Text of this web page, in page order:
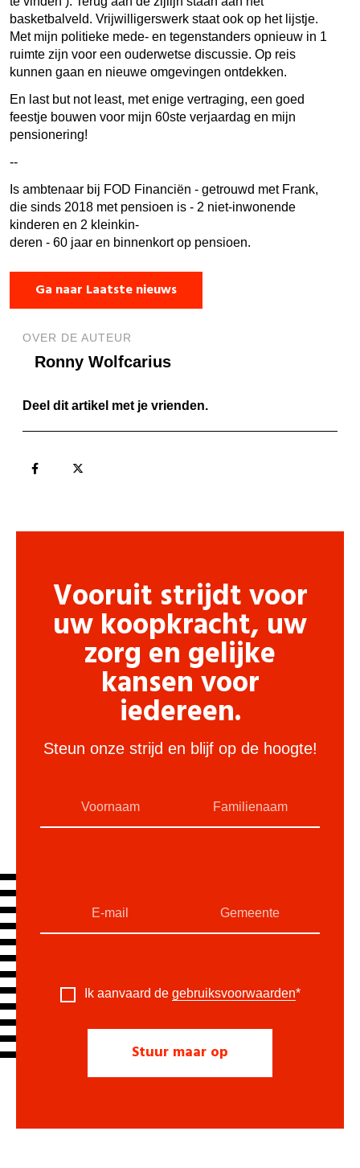
basketbalveld. Vrijwilligerswerk staat ook op het lijstje.
Met mijn politieke mede- en tegenstanders opnieuw in 1
ruimte zijn voor een ouderwetse discussie. Op reis
kunnen gaan en nieuwe omgevingen ontdekken.
En last but not least, met enige vertraging, een goed
feestje bouwen voor mijn 60ste verjaardag en mijn
pensionering!
--
Is ambtenaar bij FOD Financiën - getrouwd met Frank,
die sinds 2018 met pensioen is - 2 niet-inwonende
kinderen en 2 kleinkin-
deren - 60 jaar en binnenkort op pensioen.
Ga naar Laatste nieuws
OVER DE AUTEUR
Ronny Wolfcarius
Deel dit artikel met je vrienden.
Vooruit strijdt voor
uw koopkracht, uw
zorg en gelijke
kansen voor
iedereen.
Steun onze strijd en blijf op de hoogte!
Ik aanvaard de gebruiksvoorwaarden*